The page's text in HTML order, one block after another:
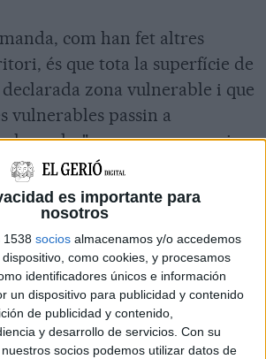
es importante para
nosotros
1538 socios almacenamos y/o accedemos
como cookies, y procesamos
identificadores únicos e información
un dispositivo para publicidad y contenido
de publicidad y contenido,
y desarrollo de servicios. Con su
socios podemos utilizar datos de
com han fet altres
és que tota la superfície de
zona vulnerable i que
vulnerables passin a
una mesura que ja
com ara Alemanya o
de Salvem l'Empordà de
Schmitt, ha explicat que no és
i que no són els
ho, ja que el 2008 ho va
Assessor per al
Sostenible (CADS). Aquest
per la "fragilitat de les